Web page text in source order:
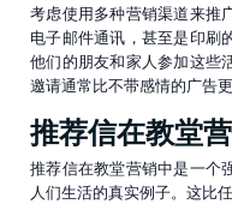
考虑使用多种营销渠道来推
电子邮件通讯，甚至是印刷
他们的朋友和家人参加这些
邀请通常比不带感情的广告更
推荐信在教堂
推荐信在教堂营销中是一个
人们生活的真实例子。这比